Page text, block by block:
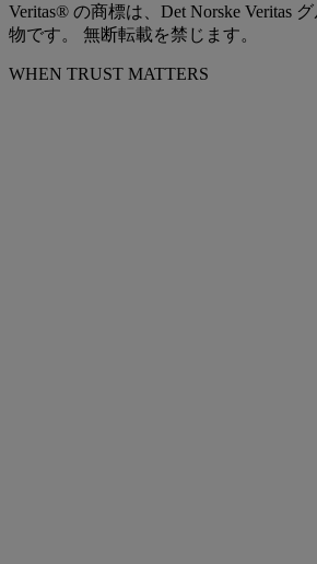
Veritas® の商標は、Det Norske Veritas
物です。 無断転載を禁じます。
WHEN TRUST MATTERS